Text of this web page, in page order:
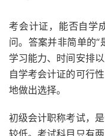
考会计证，能否自学
问。答案并非简单的“
学习能力、时间安排
自学考会计证的可行
地做出选择。
初级会计职称考试，
较低。考试科目只有